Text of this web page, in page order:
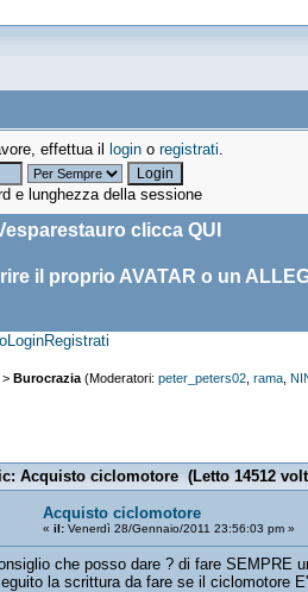
effettua il login o registrati.
e lunghezza della sessione
clicca QUI
il proprio AVATAR o un
LoginRegistrati
> Burocrazia (Moderatori: peter_peters02 rama
Acquisto ciclomotore (Letto 14512
Acquisto ciclomotore
« il: Venerdì 28/Gennaio/2011 23:56:03 pm »
che posso dare ? di fare SEMPRE
la scrittura da fare se il ciclomotore